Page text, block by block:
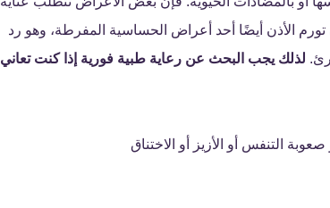
تورم الأذن أيضًا أحد أعراض الحساسية المفرطة، وهو رد
لذلك يجب البحث عن رعاية طبية فورية إذا كنت تعاني
التنفس أو الأزيز أو الاختناق